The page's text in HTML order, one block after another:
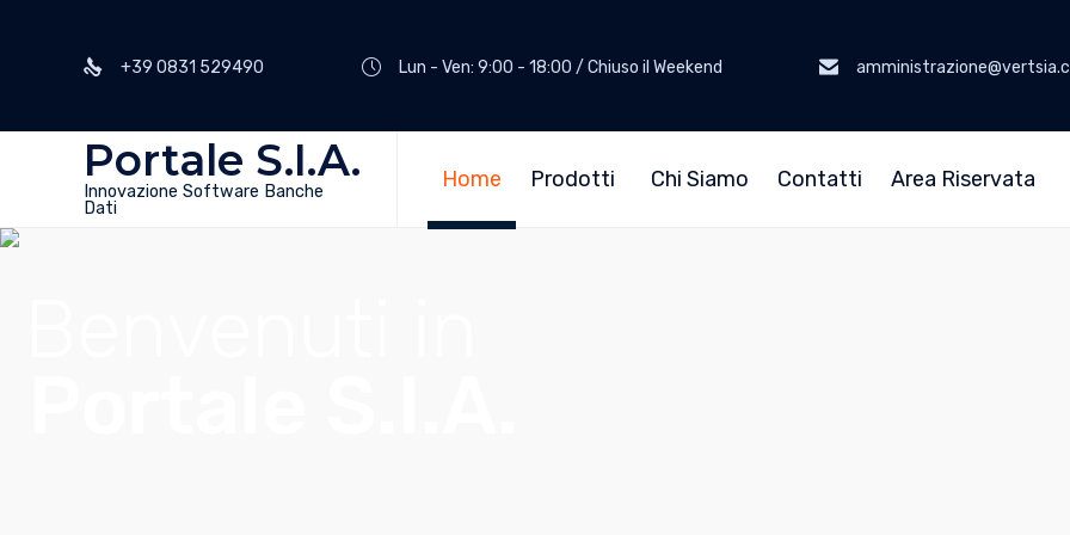
+39 0831 529490 Lun - Ven: 9:00 - 18:00 / Chiuso il Weekend
Portale S.I.A.
Innovazione Software Banche
Dati
Home Prodotti Chi Siamo Contatti Area Riservata